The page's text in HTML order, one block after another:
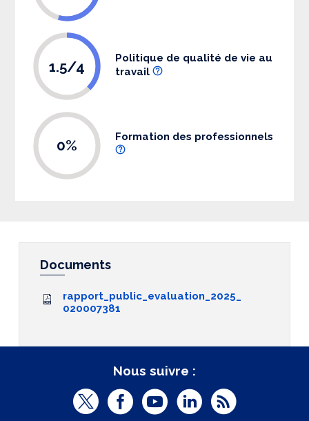
1.5/4
Politique de qualité de vie au
travail
0% Formation des professionnels
Documents
rapport_public_evaluation_2025_
020007381
Nous suivre :
T
F
Y
L
R